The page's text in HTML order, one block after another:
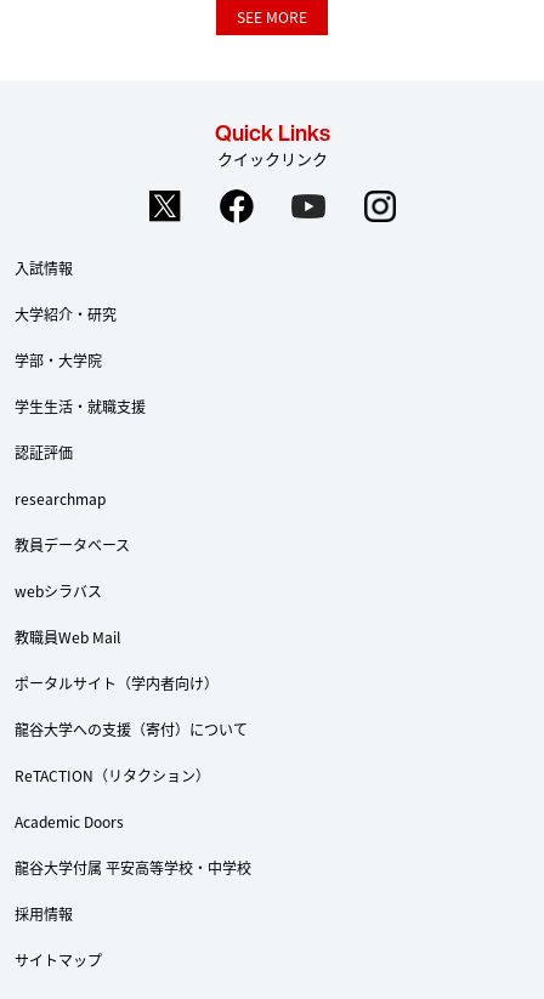
SEE MORE
Quick Links
クイックリンク
入試情報
大学紹介・研究
学部・大学院
学生生活・就職支援
認証評価
researchmap
教員データベース
webシラバス
教職員Web Mail
ポータルサイト（学内者向け）
龍谷大学への支援（寄付）について
ReTACTION（リタクション）
Academic Doors
龍谷大学付属 平安高等学校・中学校
採用情報
サイトマップ